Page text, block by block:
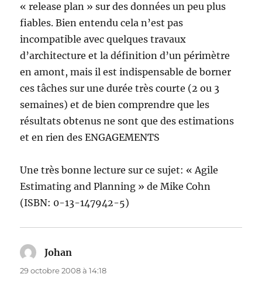
« release plan » sur des données un peu plus
fiables. Bien entendu cela n’est pas
incompatible avec quelques travaux
d’architecture et la définition d’un périmètre
en amont, mais il est indispensable de borner
ces tâches sur une durée très courte (2 ou 3
semaines) et de bien comprendre que les
résultats obtenus ne sont que des estimations
et en rien des ENGAGEMENTS
Une très bonne lecture sur ce sujet: « Agile
Estimating and Planning » de Mike Cohn
(ISBN: 0-13-147942-5)
Johan
29 octobre 2008 à 14:18